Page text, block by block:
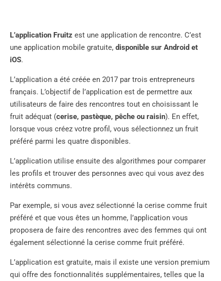
L’application Fruitz est une application de rencontre. C’est
une application mobile gratuite, disponible sur Android et
iOS.
L’application a été créée en 2017 par trois entrepreneurs
français. L’objectif de l’application est de permettre aux
utilisateurs de faire des rencontres tout en choisissant le
fruit adéquat (cerise, pastèque, pêche ou raisin). En effet,
lorsque vous créez votre profil, vous sélectionnez un fruit
préféré parmi les quatre disponibles.
L’application utilise ensuite des algorithmes pour comparer
les profils et trouver des personnes avec qui vous avez des
intérêts communs.
Par exemple, si vous avez sélectionné la cerise comme fruit
préféré et que vous êtes un homme, l’application vous
proposera de faire des rencontres avec des femmes qui ont
également sélectionné la cerise comme fruit préféré.
L’application est gratuite, mais il existe une version premium
qui offre des fonctionnalités supplémentaires, telles que la